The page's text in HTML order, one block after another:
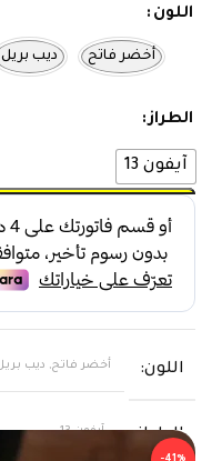
اللون
أخضر فاتح ديب بريل
الطراز
آيفون 13
اللون أخضر فاتح, ديب
الطراز آيفون 13